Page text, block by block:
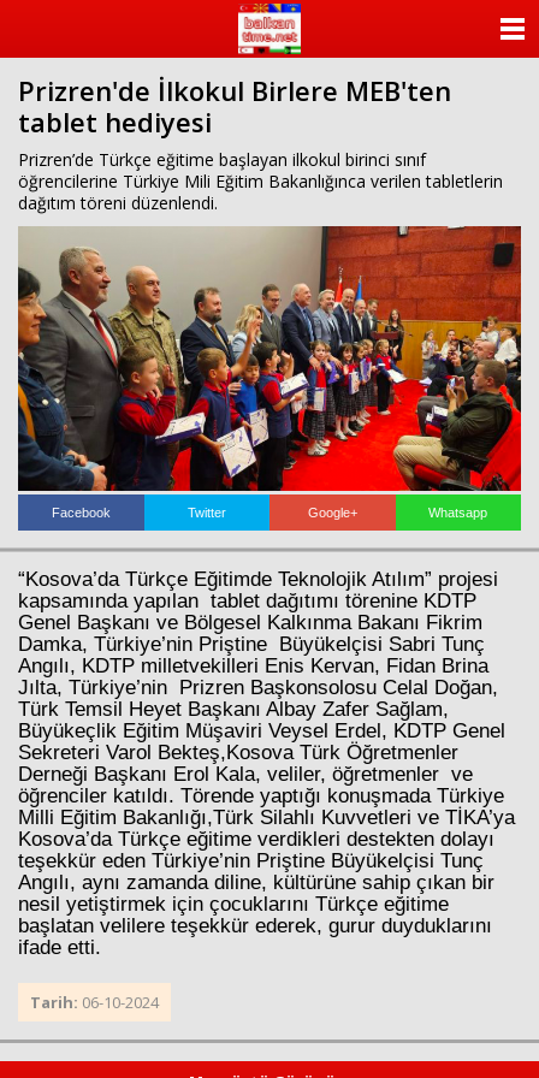
Prizren'de İlkokul Birlere MEB'ten
tablet hediyesi
Prizren’de Türkçe eğitime başlayan ilkokul birinci sınıf
öğrencilerine Türkiye Mili Eğitim Bakanlığınca verilen tabletlerin
dağıtım töreni düzenlendi.
Facebook Twitter Google+ Whatsapp
“Kosova’da Türkçe Eğitimde Teknolojik Atılım” projesi
kapsamında yapılan tablet dağıtımı törenine KDTP
Genel Başkanı ve Bölgesel Kalkınma Bakanı Fikrim
Damka, Türkiye’nin Priştine Büyükelçisi Sabri Tunç
Angılı, KDTP milletvekilleri Enis Kervan, Fidan Brina
Jılta, Türkiye’nin Prizren Başkonsolosu Celal Doğan,
Türk Temsil Heyet Başkanı Albay Zafer Sağlam,
Büyükeçlik Eğitim Müşaviri Veysel Erdel, KDTP Genel
Sekreteri Varol Bekteş,Kosova Türk Öğretmenler
Derneği Başkanı Erol Kala, veliler, öğretmenler ve
öğrenciler katıldı. Törende yaptığı konuşmada Türkiye
Milli Eğitim Bakanlığı,Türk Silahlı Kuvvetleri ve TİKA’ya
Kosova’da Türkçe eğitime verdikleri destekten dolayı
teşekkür eden Türkiye’nin Priştine Büyükelçisi Tunç
Angılı, aynı zamanda diline, kültürüne sahip çıkan bir
nesil yetiştirmek için çocuklarını Türkçe eğitime
başlatan velilere teşekkür ederek, gurur duyduklarını
ifade etti.
Tarih: 06-10-2024
KATEGORİLER
FOTO GALERİ
VİDEO GALERİ
KÜNYE
İLETİŞİM
Haberin Doğru Adresi.